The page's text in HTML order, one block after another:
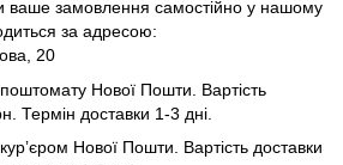
ваше замовлення самостійно у нашому
за адресою:
20
Нової Пошти. Вартість
Термін доставки 1-3 дні.
Нової Пошти. Вартість доставки